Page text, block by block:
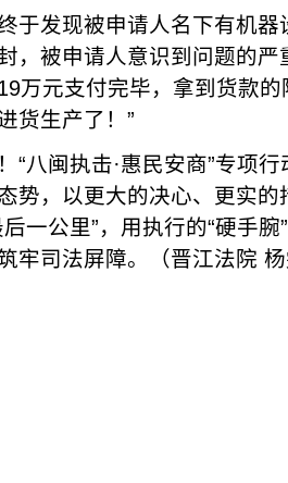
于发现被申请人名下有机
，被申请人意识到问题的
万元支付完毕，拿到货款的
货生产了！”
“八闽执击·惠民安商”专项
势，以更大的决心、更实
一公里”，用执行的“硬手腕
牢司法屏障。（晋江法院